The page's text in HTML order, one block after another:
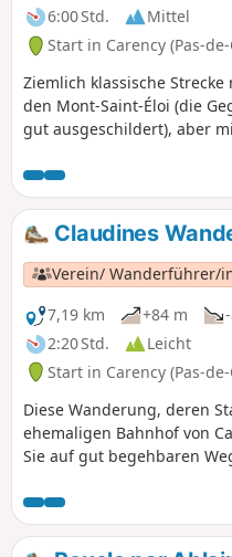
6:00 Std.
Mittel
Start in Carency (Pas-
Ziemlich klassische Strecke
den Mont-Saint-Éloi (die
gut ausgeschildert), aber
nach Villers-au-Bois zu
etwas gewunden (nicht
immer eine meiner
so kann man einige
frequentierte Wege
Claudines
Verein/ Wanderführer/
7,19 km
+84 m
2:20 Std.
Leicht
Start in Carency (Pas-
Diese Wanderung, deren
ehemaligen Bahnhof von
Sie auf gut begehbaren
Notre-Dame de Lorette und
Éloi sowie auf den